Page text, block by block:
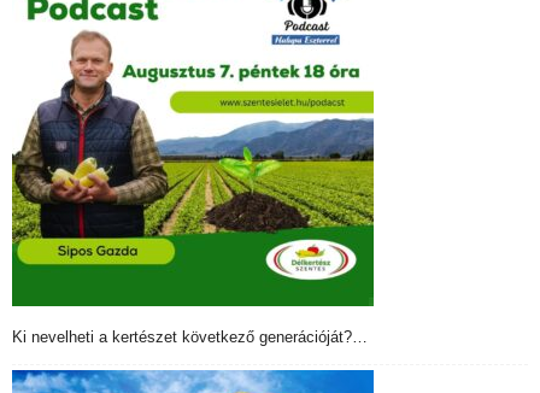
Ki nevelheti a kertészet következő generációját?…